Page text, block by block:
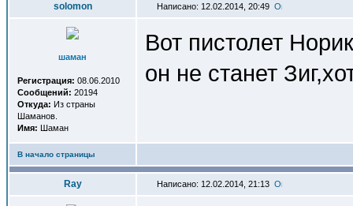
solomon Написано: 12.02.2014, 20:49
шаман
Регистрация: 08.06.2010
Сообщений: 20194
Откуда: Из страны
Шаманов.
Имя: Шаман
Вот пистолет
он не станет
В начало страницы
Ray Написано: 12.02.2014, 21:13